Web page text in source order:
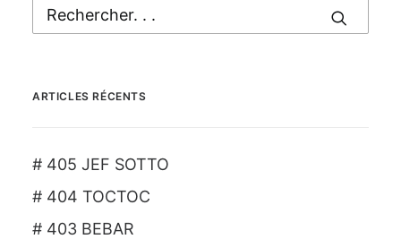
ARTICLES RÉCENTS
# 405 JEF SOTTO
# 404 TOCTOC
# 403 BEBAR